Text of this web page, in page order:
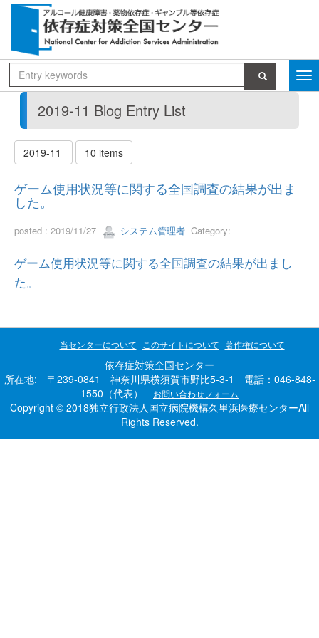
2019-11 Blog Entry List
2019-11 10 items
ゲーム使用状況等に関する全国調査の結果が出ま
した。
posted : 2019/11/27 システム管理者 Category:
ゲーム使用状況等に関する全国調査の結果が出まし
た。
当センターについて このサイトについて 著作権について
依存症対策全国センター
所在地: 〒239-0841 神奈川県横須賀市野比5-3-1 電話：046-848-
1550（代表）
お問い合わせフォーム
Copyright © 2018独立行政法人国立病院機構久里浜医療センターAll
Rights Reserved.